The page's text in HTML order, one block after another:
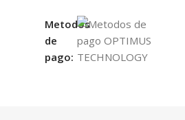
Metodos
de
pago: